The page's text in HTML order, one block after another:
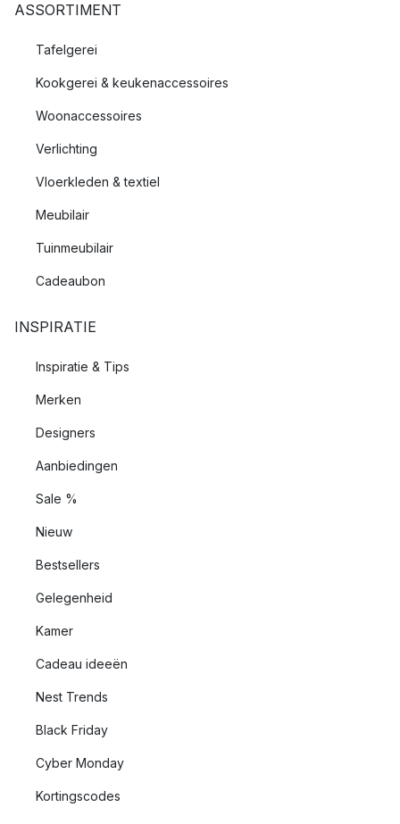
ASSORTIMENT
Tafelgerei
Kookgerei & keukenaccessoires
Woonaccessoires
Verlichting
Vloerkleden & textiel
Meubilair
Tuinmeubilair
Cadeaubon
INSPIRATIE
Inspiratie & Tips
Merken
Designers
Aanbiedingen
Sale %
Nieuw
Bestsellers
Gelegenheid
Kamer
Cadeau ideeën
Nest Trends
Black Friday
Cyber Monday
Kortingscodes